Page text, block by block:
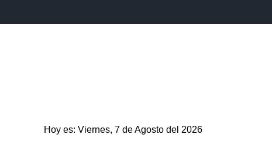
Hoy es: Viernes, 7 de Agosto del 2026